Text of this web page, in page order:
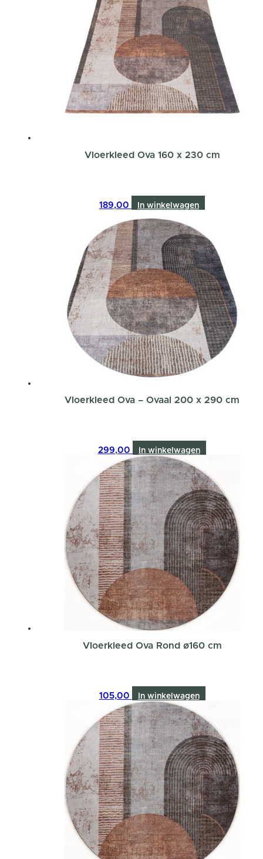
Vloerkleed Ova 160 x 230 cm
189,00 In winkelwagen
Vloerkleed Ova – Ovaal 200 x 290 cm
299,00 In winkelwagen
Vloerkleed Ova Rond ø160 cm
105,00 In winkelwagen